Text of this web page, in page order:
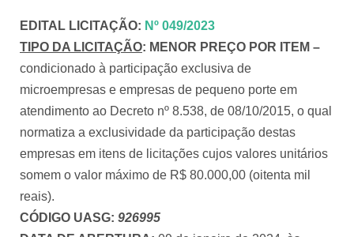
EDITAL LICITAÇÃO: Nº 049/2023
TIPO DA LICITAÇÃO: MENOR PREÇO POR ITEM –
condicionado à participação exclusiva de
microempresas e empresas de pequeno porte em
atendimento ao Decreto nº 8.538, de 08/10/2015, o qual
normatiza a exclusividade da participação destas
empresas em itens de licitações cujos valores unitários
somem o valor máximo de R$ 80.000,00 (oitenta mil
reais).
CÓDIGO UASG: 926995